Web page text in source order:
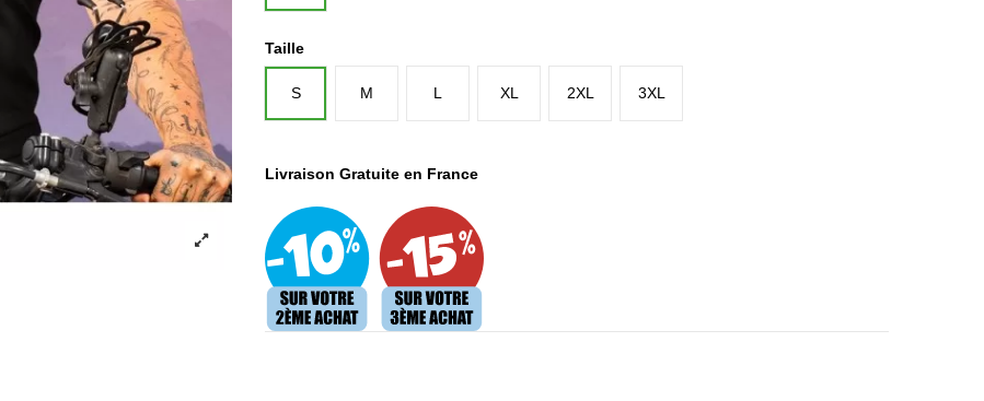
Taille
S M L XL 2XL 3XL
Livraison Gratuite en France